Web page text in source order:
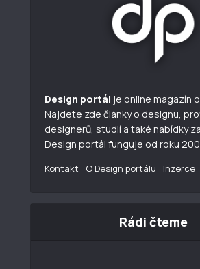
Design portál je online magazín
Najdete zde články o designu,
designerů, studií a také nabídky
Design portál funguje od roku
Kontakt O Design portálu Inzerce
Rádi čteme